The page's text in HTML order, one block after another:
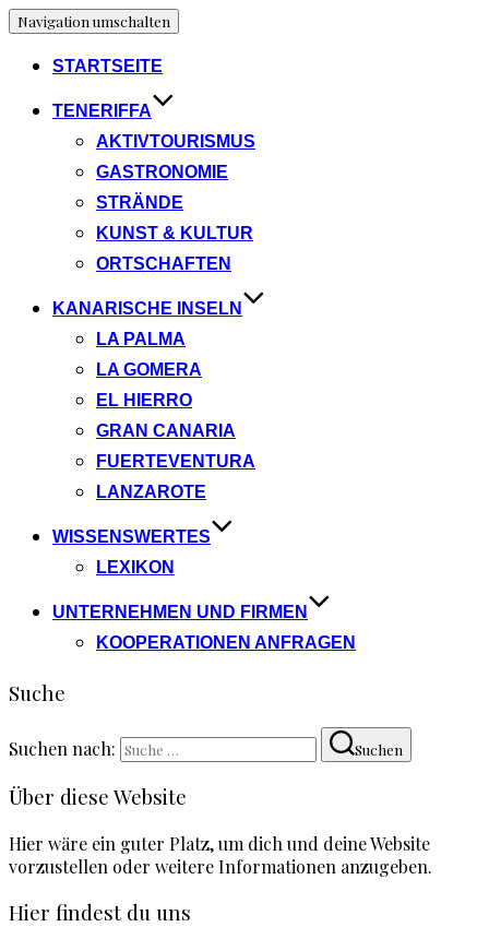
Navigation umschalten
STARTSEITE
TENERIFFA
AKTIVTOURISMUS
GASTRONOMIE
STRÄNDE
KUNST & KULTUR
ORTSCHAFTEN
KANARISCHE INSELN
LA PALMA
LA GOMERA
EL HIERRO
GRAN CANARIA
FUERTEVENTURA
LANZAROTE
WISSENSWERTES
LEXIKON
UNTERNEHMEN UND FIRMEN
KOOPERATIONEN ANFRAGEN
Suche
Suchen nach: Suchen
Über diese Website
Hier wäre ein guter Platz, um dich und deine Website
vorzustellen oder weitere Informationen anzugeben.
Hier findest du uns